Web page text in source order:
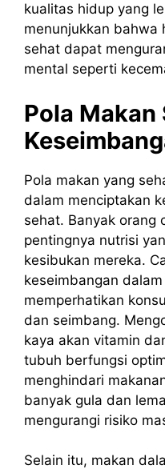
kualitas hidup yang
menunjukkan bahwa
sehat dapat
mental seperti
Pola
Pola makan yang
dalam menciptakan
sehat. Banyak orang
pentingnya nutrisi
kesibukan mereka.
keseimbangan
memperhatikan
dan seimbang.
kaya akan vitamin
tubuh berfungsi
menghindari
banyak gula dan
mengurangi risiko
Selain itu, makan